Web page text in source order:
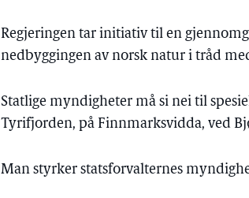
Regjeringen tar initiativ til en
nedbyggingen av norsk natur i tråd
Statlige myndigheter må si nei til
Tyrifjorden, på Finnmarksvidda, ved
Man styrker statsforvalternes